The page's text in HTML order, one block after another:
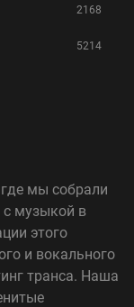
2168
5214
мы собрали
с музыкой в
этого
и вокального
транса. Наша